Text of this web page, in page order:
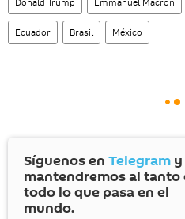
Ecuador Brasil México
Síguenos en Telegram
mantendremos al tanto
todo lo que pasa en el
mundo.